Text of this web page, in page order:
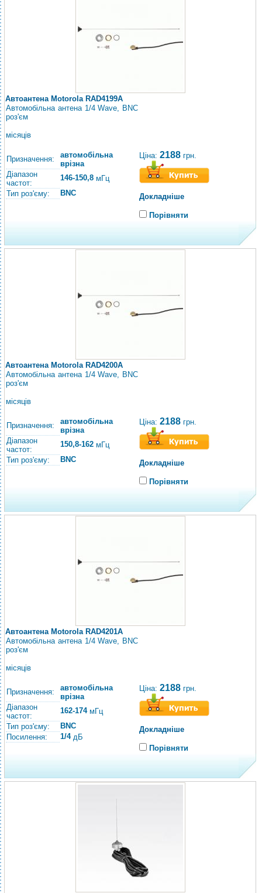
Автоантена Motorola RAD4199A
Автомобільна антена 1/4 Wave, BNC
роз'єм
місяців
Призначення:
автомобільна
врізна
Діапазон
частот:
146-150,8 мГц
Тип роз'єму:
BNC
Ціна: 2188 грн.
Докладніше
Порівняти
Автоантена Motorola RAD4200A
Автомобільна антена 1/4 Wave, BNC
роз'єм
місяців
Призначення:
автомобільна
врізна
Діапазон
частот:
150,8-162 мГц
Тип роз'єму:
BNC
Ціна: 2188 грн.
Докладніше
Порівняти
Автоантена Motorola RAD4201A
Автомобільна антена 1/4 Wave, BNC
роз'єм
місяців
Призначення:
автомобільна
врізна
Діапазон
частот:
162-174мГц
Тип роз'єму:
BNC
Посилення:
1/4дБ
Ціна: 2188 грн.
Докладніше
Порівняти